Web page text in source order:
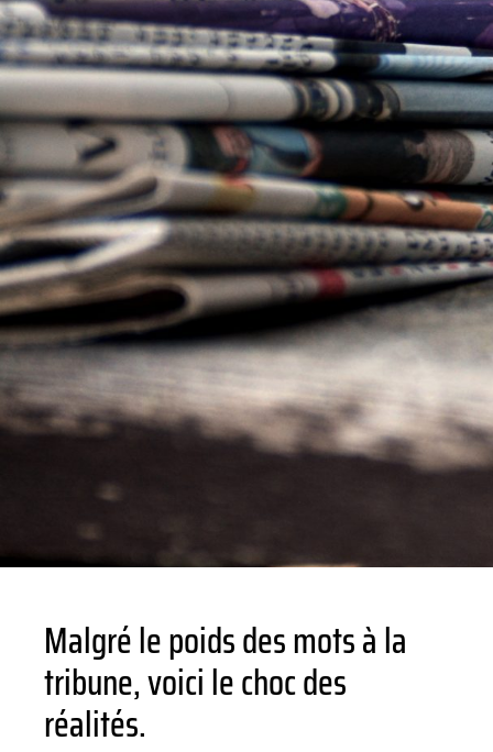
Malgré le poids des mots à la
tribune, voici le choc des
réalités.